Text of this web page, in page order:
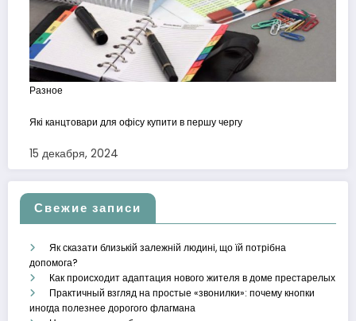
Разное
Які канцтовари для офісу купити в першу чергу
15 декабря, 2024
Свежие записи
Як сказати близькій залежній людині, що їй потрібна
допомога?
Как происходит адаптация нового жителя в доме престарелых
Практичный взгляд на простые «звонилки»: почему кнопки
иногда полезнее дорогого флагмана